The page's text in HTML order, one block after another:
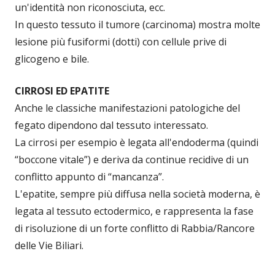
un'identità non riconosciuta, ecc.
In questo tessuto il tumore (carcinoma) mostra molte
lesione più fusiformi (dotti) con cellule prive di
glicogeno e bile.
CIRROSI ED EPATITE
Anche le classiche manifestazioni patologiche del
fegato dipendono dal tessuto interessato.
La cirrosi per esempio è legata all'endoderma (quindi
“boccone vitale”) e deriva da continue recidive di un
conflitto appunto di “mancanza”.
L'epatite, sempre più diffusa nella società moderna, è
legata al tessuto ectodermico, e rappresenta la fase
di risoluzione di un forte conflitto di Rabbia/Rancore
delle Vie Biliari.